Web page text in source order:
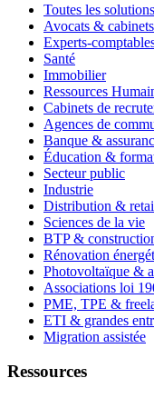
Toutes les solutions
Avocats & cabinets
Experts-
Santé
Immobilier
Ressources
Cabinets de
Agences de
Banque &
Éducation &
Secteur public
Industrie
Distribution &
Sciences de la vie
BTP &
Rénovation
Photovoltaïque &
Associations loi
PME, TPE &
ETI & grandes
Migration assistée
Ressources